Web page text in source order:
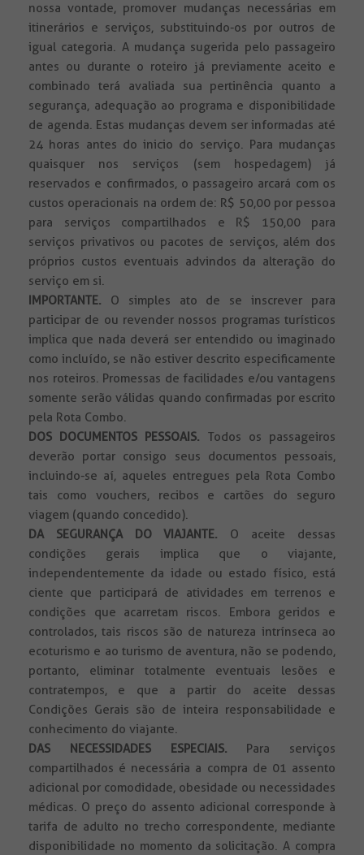
nossa vontade, promover mudanças necessárias em
itinerários e serviços, substituindo-os por outros de
igual categoria. A mudança sugerida pelo passageiro
antes ou durante o roteiro já previamente aceito e
combinado terá avaliada sua pertinência quanto a
segurança, adequação ao programa e disponibilidade
de agenda. Estas mudanças devem ser informadas até
24 horas antes do inicio do serviço. Para mudanças
quaisquer nos serviços (sem hospedagem) já
reservados e confirmados, o passageiro arcará com os
custos operacionais na ordem de: R$ 50,00 por pessoa
para serviços compartilhados e R$ 150,00 para
serviços privativos ou pacotes de serviços, além dos
próprios custos eventuais advindos da alteração do
serviço em si.
IMPORTANTE. O simples ato de se inscrever para
participar de ou revender nossos programas turísticos
implica que nada deverá ser entendido ou imaginado
como incluído, se não estiver descrito especificamente
nos roteiros. Promessas de facilidades e/ou vantagens
somente serão válidas quando confirmadas por escrito
pela Rota Combo.
DOS DOCUMENTOS PESSOAIS. Todos os passageiros
deverão portar consigo seus documentos pessoais,
incluindo-se aí, aqueles entregues pela Rota Combo
tais como vouchers, recibos e cartões do seguro
viagem (quando concedido).
DA SEGURANÇA DO VIAJANTE. O aceite dessas
condições gerais implica que o viajante,
independentemente da idade ou estado físico, está
ciente que participará de atividades em terrenos e
condições que acarretam riscos. Embora geridos e
controlados, tais riscos são de natureza intrínseca ao
ecoturismo e ao turismo de aventura, não se podendo,
portanto, eliminar totalmente eventuais lesões e
contratempos, e que a partir do aceite dessas
Condições Gerais são de inteira responsabilidade e
conhecimento do viajante.
DAS NECESSIDADES ESPECIAIS. Para serviços
compartilhados é necessária a compra de 01 assento
adicional por comodidade, obesidade ou necessidades
médicas. O preço do assento adicional corresponde à
tarifa de adulto no trecho correspondente, mediante
disponibilidade no momento da solicitação. A compra